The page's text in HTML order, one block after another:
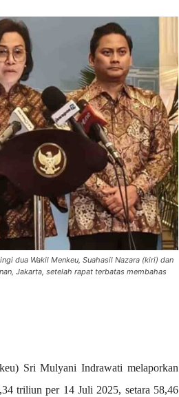
dua Wakil Menkeu, Suahasil Nazara (kiri) dan
Jakarta, setelah rapat terbatas membahas
Sri Mulyani Indrawati melaporkan
triliun per 14 Juli 2025, setara 58,46